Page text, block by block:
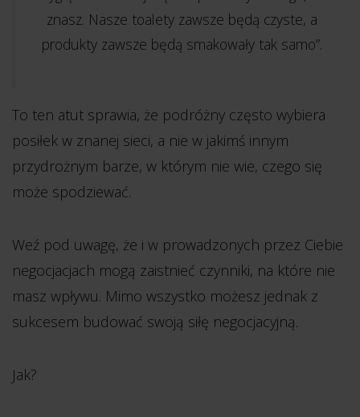
znasz. Nasze toalety zawsze będą czyste, a
produkty zawsze będą smakowały tak samo”.
To ten atut sprawia, że podróżny często wybiera
posiłek w znanej sieci, a nie w jakimś innym
przydrożnym barze, w którym nie wie, czego się
może spodziewać.
Weź pod uwagę, że i w prowadzonych przez Ciebie
negocjacjach mogą zaistnieć czynniki, na które nie
masz wpływu. Mimo wszystko możesz jednak z
sukcesem budować swoją siłę negocjacyjną.
Jak?